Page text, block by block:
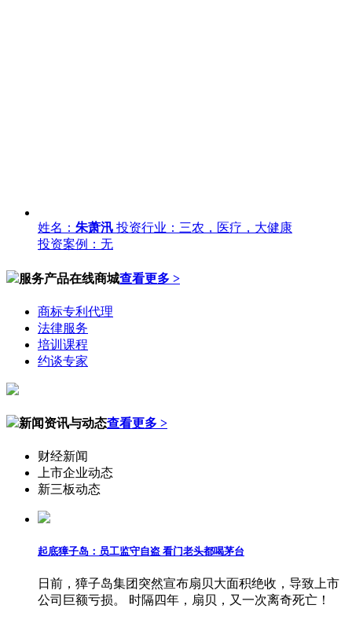
姓名： 朱萧汛 投资行业：三农，医疗，大健康
投资案例：无
服务产品在线商城查看更多 >
商标专利代理
法律服务
培训课程
约谈专家
新闻资讯与动态查看更多 >
财经新闻
上市企业动态
新三板动态
起底獐子岛：员工监守自盗 看门老头都喝茅台
日前，獐子岛集团突然宣布扇贝大面积绝收，导致上市
公司巨额亏损。 时隔四年，扇贝，又一次离奇死亡！